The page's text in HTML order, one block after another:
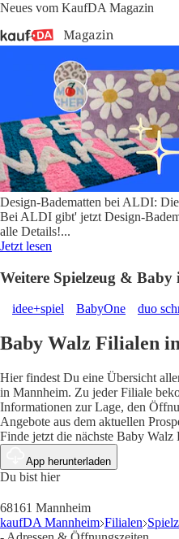
Neues vom KaufDA Magazin
Design-Badematten bei ALDI:
Bei ALDI gibt' jetzt Design-
alle Details!...
Jetzt lesen
Weitere Spielzeug &
idee+spiel BabyOne duo
Baby Walz Filialen
Hier findest Du eine Übersicht
in Mannheim. Zu jeder Filiale
Informationen zur Lage, den
Angebote aus dem aktuellen
Finde jetzt die nächste Baby
App herunterladen
Du bist hier
68161 Mannheim
kaufDA Mannheim Filialen